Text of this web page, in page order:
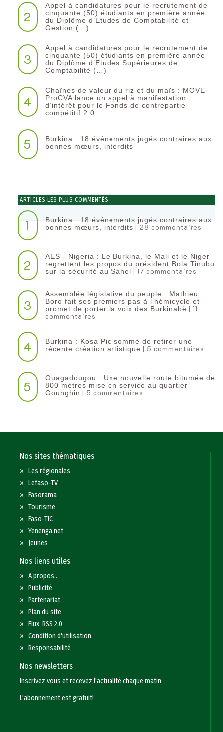
2
Appel à candidatures pour le recrutement de
cinquante (50) étudiants en première année
du Diplôme d’Etudes de Comptabilité et
Gestion (…)
3
Appel à candidatures pour le recrutement de
cinquante (50) étudiants en première année
du Diplôme d’Etudes Supérieures de
Comptabilité (…)
4
Chaînes de valeur du riz et du maïs : MOVE-
ProCVA lance un appel à manifestation
d’intérêt pour le Fonds de contrepartie
compétitif 2.0
5
Burkina : 18 événements jugés contraires aux
bonnes mœurs, interdits
ARTICLES LES PLUS COMMENTÉS
1
Burkina : 18 événements jugés contraires aux
bonnes mœurs, interdits | 28 commentaires
2
AES - Nigeria : Le Burkina, le Mali et le Niger
regrettent les propos du président Bola Tinubu
sur la sécurité au Sahel | 17 commentaires
3
Assemblée législative du peuple : Mathieu
Boro fait ses premiers pas à l’hémicycle et
promet de porter la voix des Burkinabè | 11
commentaires
4
Burkina : Kosa Pic sommé de retirer une
récente création artistique | 5 commentaires
5
Ouagadougou : Une nouvelle route bitumée de
800 mètres mise en service au quartier
Gounghin | 5 commentaires
Nos sites thématiques
»Les régionales
»Lefaso-TV
»Fasorama
»Tourisme
»Faso-TIC
»Yenenga.net
» Jeunes
Nos liens utiles
»A propos...
»Publicité
»Partenariat
»Plan du site
»Flux RSS 2.0
»Condition d'utilisation
»Responsabilité
Nos newsletters
Inscrivez vous et recevez l'actualité chaque matin
L'abonnement est gratuit!